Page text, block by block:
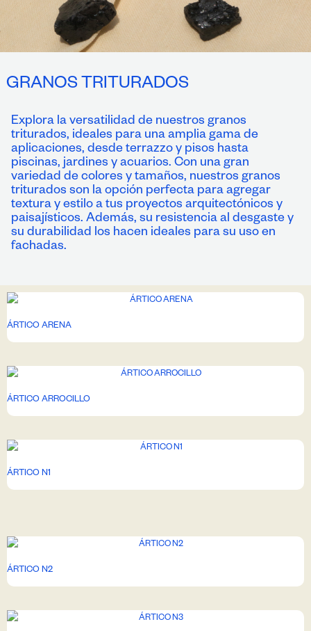
GRANOS TRITURADOS
Explora la versatilidad de nuestros granos
triturados, ideales para una amplia gama de
aplicaciones, desde terrazzo y pisos hasta
piscinas, jardines y acuarios. Con una gran
variedad de colores y tamaños, nuestros granos
triturados son la opción perfecta para agregar
textura y estilo a tus proyectos arquitectónicos y
paisajísticos. Además, su resistencia al desgaste y
su durabilidad los hacen ideales para su uso en
fachadas.
ÁRTICO ARENA
ÁRTICO ARROCILLO
ÁRTICO N1
ÁRTICO N2